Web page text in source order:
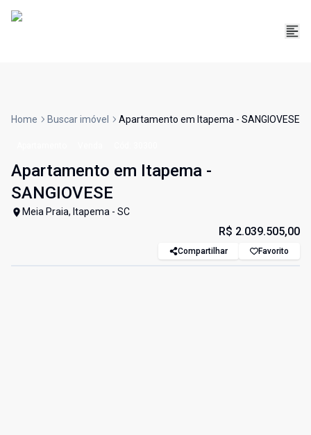
Home Buscar imóvel Apartamento em Itapema - SANGIOVESE
Apartamento em Itapema -
SANGIOVESE
Meia Praia, Itapema - SC
R$ 2.039.505,00
Compartilhar Favorito